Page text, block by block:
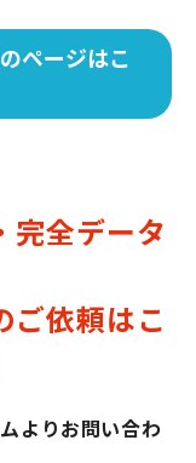
ページはこ
完全データ
ご依頼はこ
よりお問い合わ